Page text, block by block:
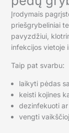
Įrodymais
priešgrybeliniai
pavyzdžiui,
infekcijos vietoje
Taip pat svarbu:
laikyti pėdas
keisti kojines
dezinfekuoti
vengti